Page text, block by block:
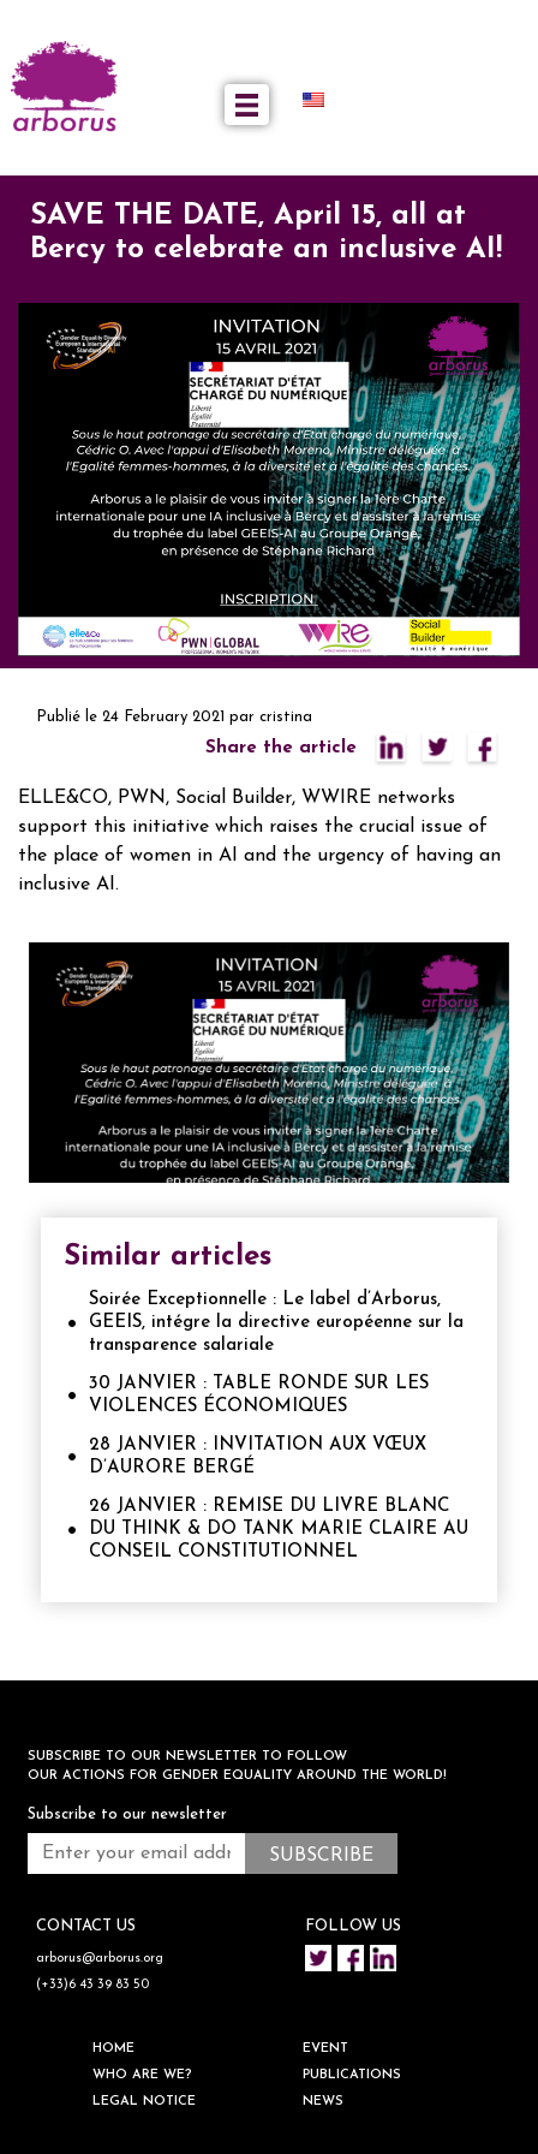
SAVE THE DATE, April 15, all at
Bercy to celebrate an inclusive AI!
Publié le 24 February 2021 par cristina
Share the article
ELLE&CO, PWN, Social Builder, WWIRE networks
support this initiative which raises the crucial issue of
the place of women in AI and the urgency of having an
inclusive AI.
Similar articles
Soirée Exceptionnelle : Le label d’Arborus,
GEEIS, intégre la directive européenne sur la
transparence salariale
30 JANVIER : TABLE RONDE SUR LES
VIOLENCES ÉCONOMIQUES
28 JANVIER : INVITATION AUX VŒUX
D’AURORE BERGÉ
26 JANVIER : REMISE DU LIVRE BLANC
DU THINK & DO TANK MARIE CLAIRE AU
CONSEIL CONSTITUTIONNEL
SUBSCRIBE TO OUR NEWSLETTER TO FOLLOW
OUR ACTIONS FOR GENDER EQUALITY AROUND THE WORLD!
Subscribe to our newsletter
CONTACT US
arborus@arborus.org
(+33)6 43 39 83 50
FOLLOW US
HOME
EVENT
WHO ARE WE?
PUBLICATIONS
LEGAL NOTICE
NEWS